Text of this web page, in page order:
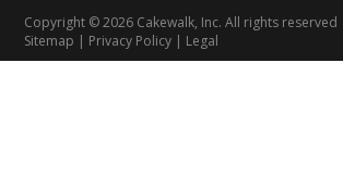
Copyright © 2026 Cakewalk, Inc. All rights reserved
Sitemap | Privacy Policy | Legal